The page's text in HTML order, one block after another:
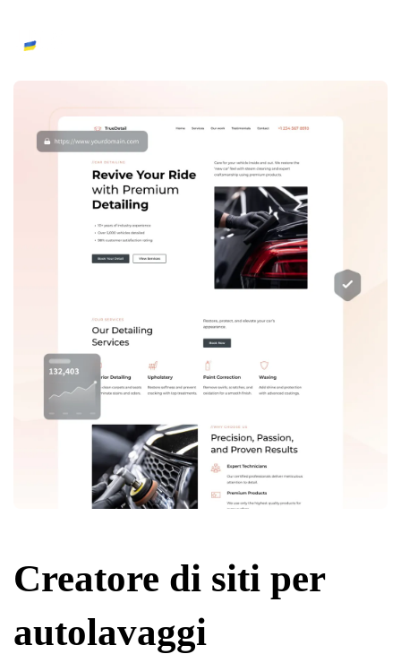
Creatore di siti per
autolavaggi